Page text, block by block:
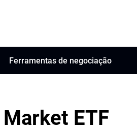
Ferramentas de negociação
ETF